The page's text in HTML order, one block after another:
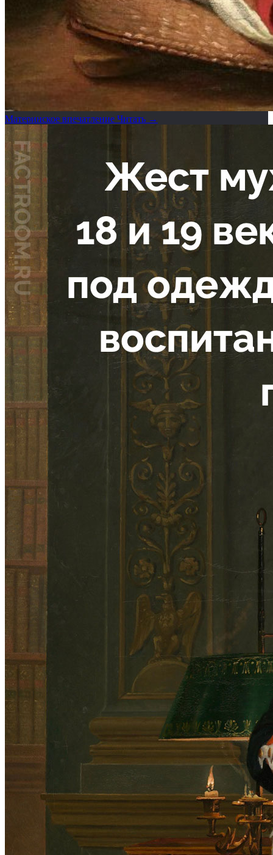
Материнское впечатление Читать →